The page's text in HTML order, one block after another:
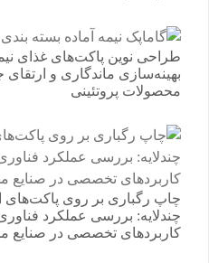
طراحی نوین پاکت‌های غذای
بهینه‌سازی ماندگاری و
محصولات پروتئینی
چاپ رگباری بر روی پاکت‌های
چندلایه: بررسی عملکرد
کاربردهای تخصصی در صنایع